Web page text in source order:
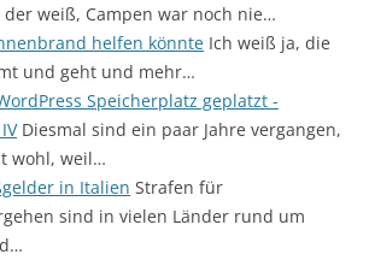
der weiß, Campen war noch nie…
helfen könnte Ich weiß ja, die
und geht und mehr…
Speicherplatz geplatzt -
Diesmal sind ein paar Jahre vergangen,
wohl, weil…
in Italien Strafen für
sind in vielen Länder rund um